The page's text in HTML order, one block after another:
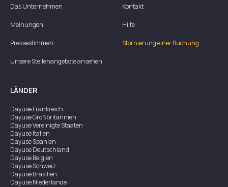
Das Unternehmen
Meinungen
Pressestimmen
Unsere Stellenangebote ansehen
Kontakt
Hilfe
Stornierung einer Buchung
LÄNDER
DayuseFrankreich
DayuseGroßbritannien
DayuseVereinigte Staaten
DayuseItalien
DayuseSpanien
DayuseDeutschland
DayuseBelgien
DayuseSchweiz
DayuseBrasilien
DayuseNiederlande